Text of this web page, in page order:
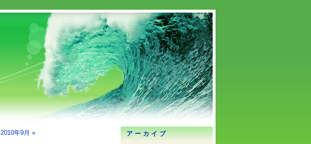
2010年9月 » アーカイブ